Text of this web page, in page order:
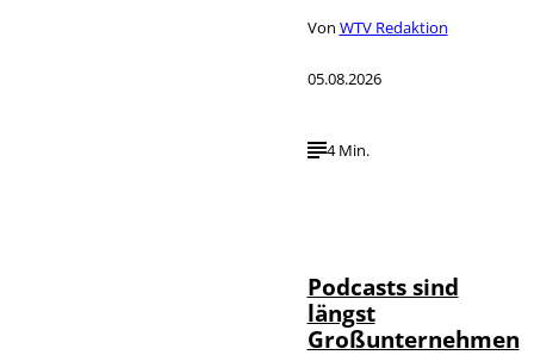
Von WTV Redaktion
05.08.2026
4 Min.
Podcasts sind
längst
Großunternehmen